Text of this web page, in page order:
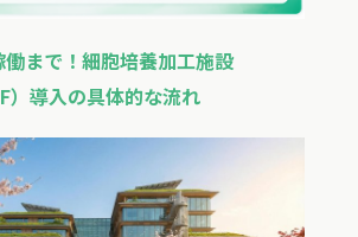
まで！細胞培養加工施設
）導入の具体的な流れ